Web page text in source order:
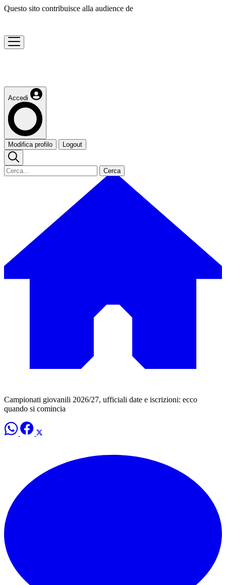
Questo sito contribuisce alla audience de
Accedi
Modifica profilo Logout
Cerca
Campionati giovanili 2026/27, ufficiali date e iscrizioni: ecco
quando si comincia